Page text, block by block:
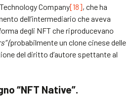
Company[18], che ha
dell’intermediario che aveva
degli NFT che riproducevano
(probabilmente un clone cinese delle
del diritto d’autore spettante al
“NFT Native”.